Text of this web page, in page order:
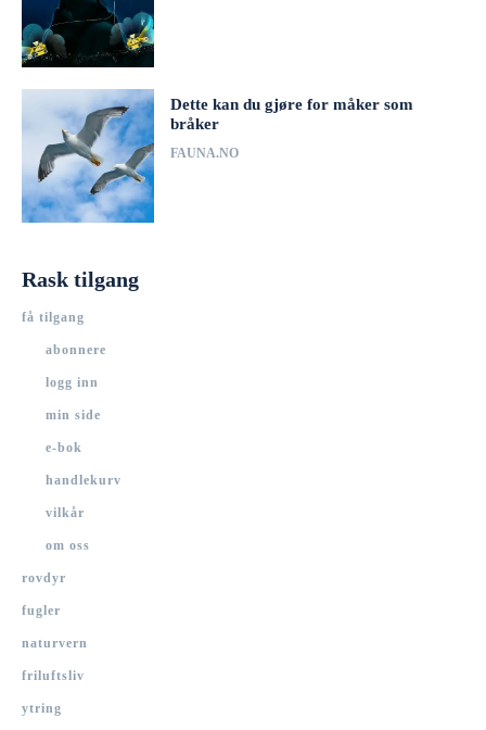
Dette kan du gjøre for måker som
bråker
FAUNA.NO
Rask tilgang
få tilgang
abonnere
logg inn
min side
e-bok
handlekurv
vilkår
om oss
rovdyr
fugler
naturvern
friluftsliv
ytring